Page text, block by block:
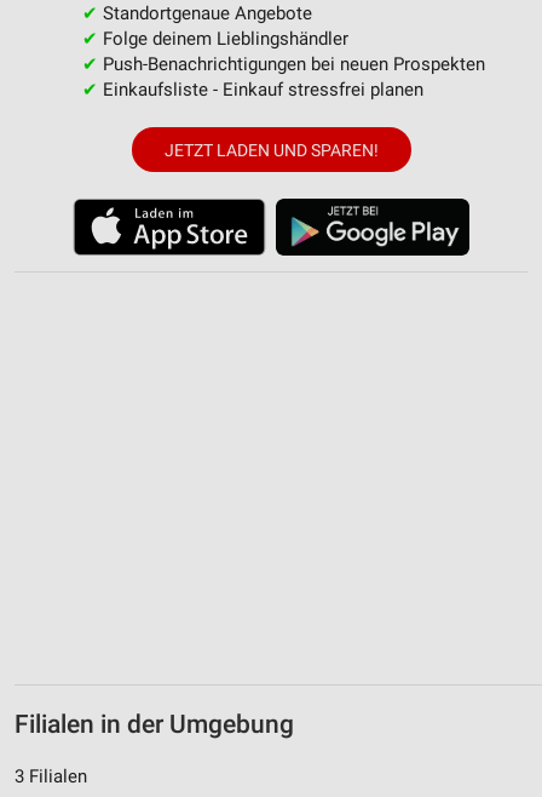
✔ Standortgenaue Angebote
✔ Folge deinem Lieblingshändler
✔ Push-Benachrichtigungen bei neuen Prospekten
✔ Einkaufsliste - Einkauf stressfrei planen
JETZT LADEN UND SPAREN!
Filialen in der Umgebung
3 Filialen
Werbung